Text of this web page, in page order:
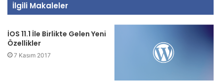
İlgili Makaleler
İOS 11.1 İle Birlikte Gelen Yeni
Özellikler
7 Kasım 2017